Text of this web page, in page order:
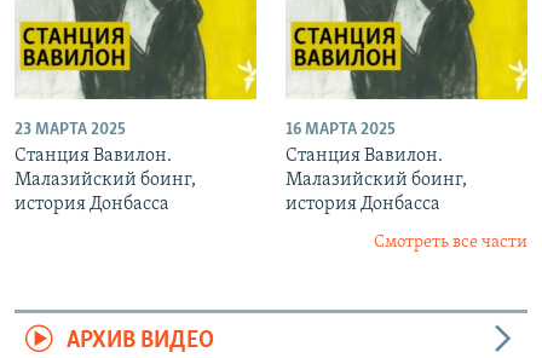
23 МАРТА 2025
Станция Вавилон.
Малазийский боинг,
история Донбасса
16 МАРТА 2025
Станция Вавилон.
Малазийский боинг,
история Донбасса
Смотреть все части
АРХИВ ВИДЕО